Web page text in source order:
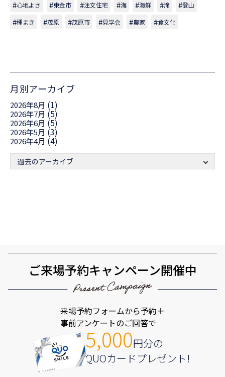
心地よさ
東金市 注文住宅 海 海鮮 滝
登山
種まき
茂原 茂原市 見学会 農家 食文化
月別アーカイブ
2026年8月 (1)
2026年7月 (5)
2026年6月 (5)
2026年5月 (3)
2026年4月 (4)
過去のアーカイブ
ご来場予約キャンペーン開催中
5,000円分の
QUOカードプレゼント!
来場予約フォームから予約＋
事前アンケートのご回答で